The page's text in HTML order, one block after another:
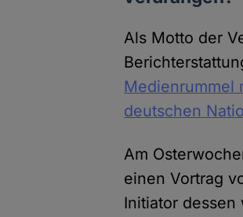
Als Motto der
Medienrummel
deutschen
Am
einen Vortrag
Initiator dessen